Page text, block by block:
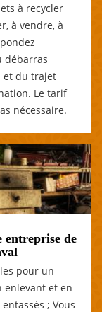
à recycler
à vendre, à
débarras
et du trajet
Le tarif
nécessaire.
de
pour un
enlevant et en
; Vous